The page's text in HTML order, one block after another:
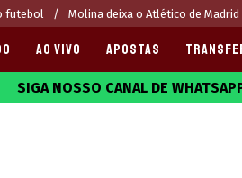
futebol Molina deixa o Atlético de Madrid
AO VIVO APOSTAS
SIGA NOSSO CANAL DE